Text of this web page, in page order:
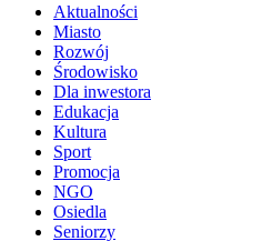
Aktualności
Miasto
Rozwój
Środowisko
Dla inwestora
Edukacja
Kultura
Sport
Promocja
NGO
Osiedla
Seniorzy